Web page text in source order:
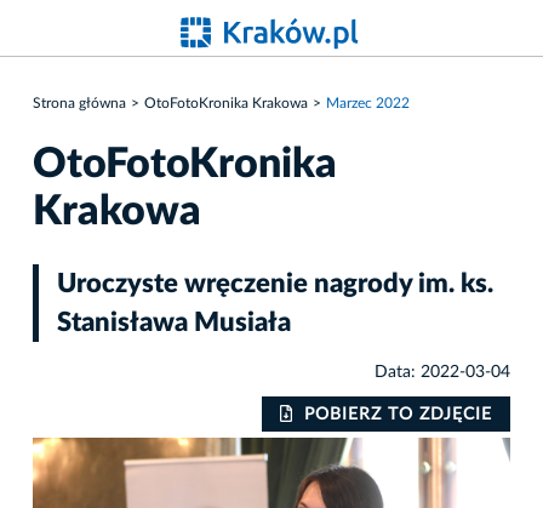
Strona główna OtoFotoKronika Krakowa Marzec 2022
OtoFotoKronika
Krakowa
Uroczyste wręczenie nagrody im. ks.
Stanisława Musiała
Data: 2022-03-04
POBIERZ TO ZDJĘCIE